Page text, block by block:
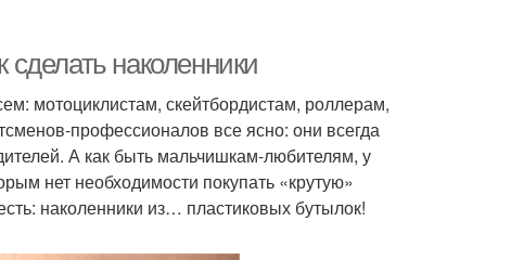
наколенники
мотоциклистам, скейтбордистам, роллерам,
профессионалов все ясно: они всегда
А как быть мальчишкам-любителям, у
нет необходимости покупать «крутую»
наколенники из… пластиковых бутылок!